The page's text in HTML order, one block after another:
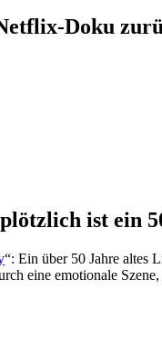
Doku
ist ein
“: Ein über 50 Jahre altes
eine emotionale